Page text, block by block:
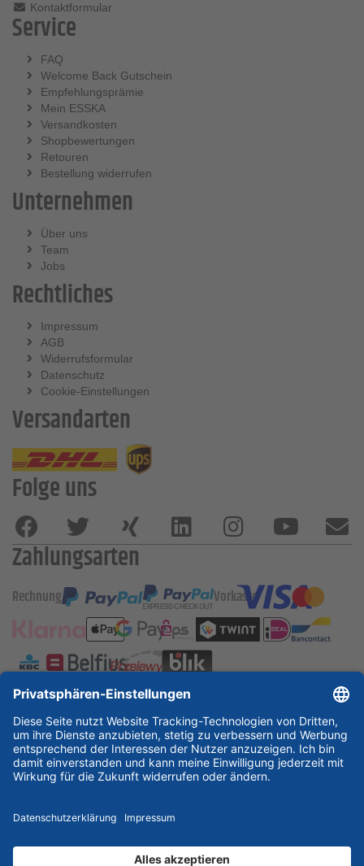
Kontaktformular
Service
FAQ
Welcome Back Gutschein
Empfehlungsprämie
Mein ESSKA
Versandkosten
Shopbewertungen
Retouren
Bestellung widerrufen
Unternehmen
Über uns
Team
Jobs
Rechtliches
Impressum
AGB
Widerrufsformular
Datenschutz
Cookie-Einstellungen
Versandarten
Folge uns
Zahlungsarten
Rechnung Vorkasse
ESSKA International
new
new new